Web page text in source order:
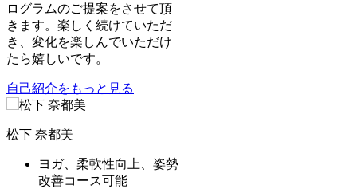
ログラムのご提案をさせて頂
きます。楽しく続けていただ
き、変化を楽しんでいただけ
たら嬉しいです。
自己紹介をもっと見る
松下 奈都美
ヨガ、柔軟性向上、姿勢
改善コース可能